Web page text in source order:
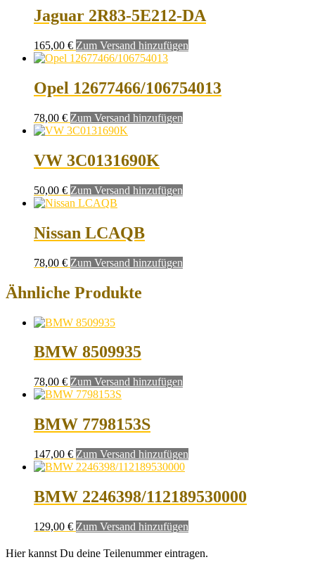
Jaguar 2R83-5E212-DA
165,00 € Zum Versand hinzufügen
Opel 12677466/106754013
78,00 € Zum Versand hinzufügen
VW 3C0131690K
50,00 € Zum Versand hinzufügen
Nissan LCAQB
78,00 € Zum Versand hinzufügen
Ähnliche Produkte
BMW 8509935
78,00 € Zum Versand hinzufügen
BMW 7798153S
147,00 € Zum Versand hinzufügen
BMW 2246398/112189530000
129,00 € Zum Versand hinzufügen
Hier kannst Du deine Teilenummer eintragen.